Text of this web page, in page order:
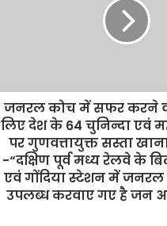
जनरल कोच में सफर करने
लिए देश के 64 चुनिन्दा एवं
पर गुणवत्तायुक्त सस्ता
-“दक्षिण पूर्व मध्य रेलवे के
एवं गोंदिया स्टेशन में
उपलब्ध करवाए गए है जन